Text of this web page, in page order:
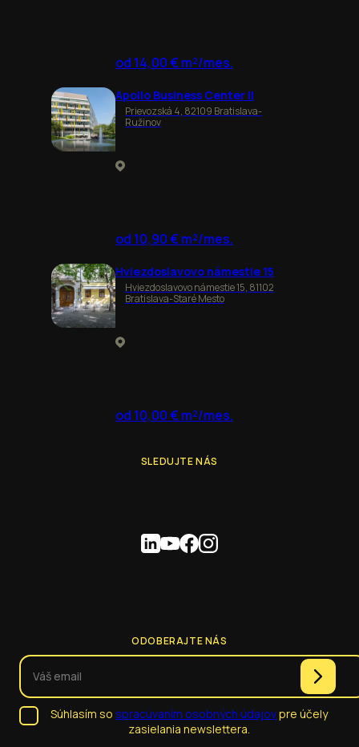
od 14,00 € m²/mes.
Apollo Business Center II
Prievozská 4, 82109 Bratislava-
Ružinov
od 10,90 € m²/mes.
Hviezdoslavovo námestie 15
Hviezdoslavovo námestie 15, 81102
Bratislava-Staré Mesto
od 10,00 € m²/mes.
SLEDUJTE NÁS
ODOBERAJTE NÁS
Súhlasím so spracúvaním osobných údajovpre účely
zasielania newslettera.